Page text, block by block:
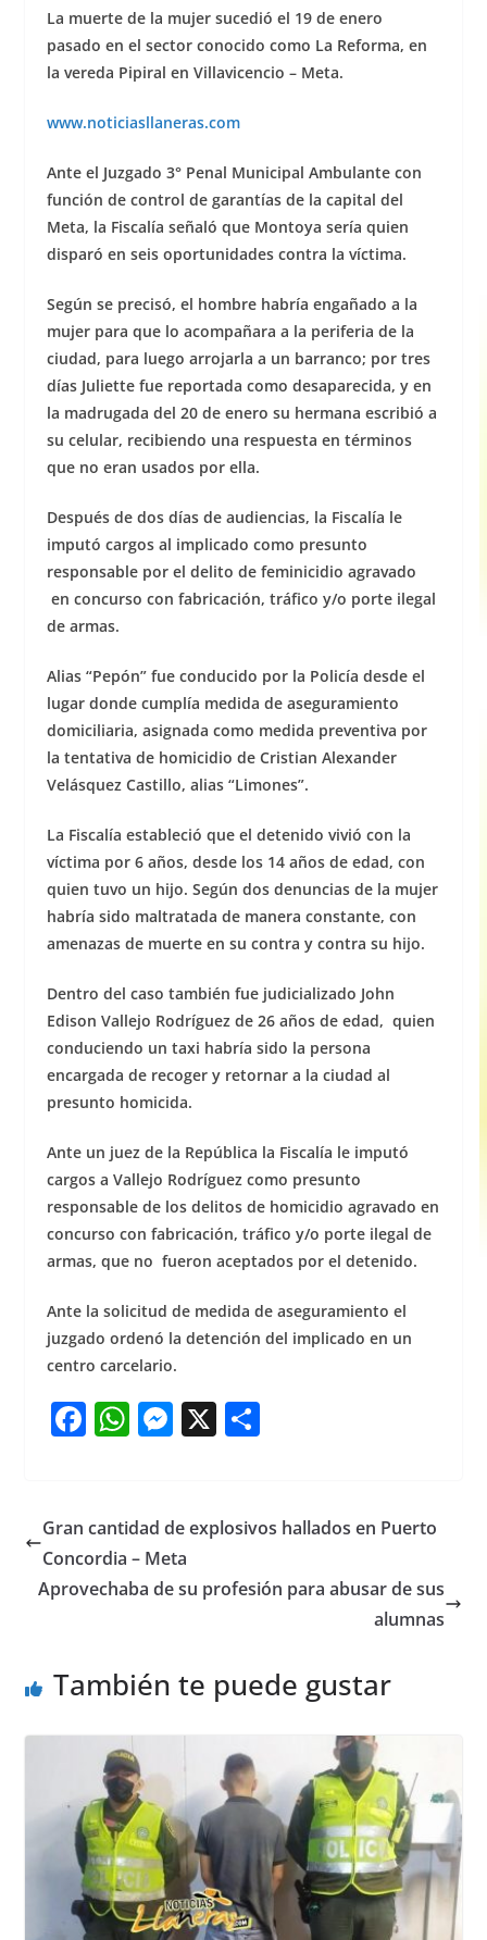
La muerte de la mujer sucedió el 19 de enero
pasado en el sector conocido como La Reforma, en
la vereda Pipiral en Villavicencio – Meta.
www.noticiasllaneras.com
Ante el Juzgado 3° Penal Municipal Ambulante con
función de control de garantías de la capital del
Meta, la Fiscalía señaló que Montoya sería quien
disparó en seis oportunidades contra la víctima.
Según se precisó, el hombre habría engañado a la
mujer para que lo acompañara a la periferia de la
ciudad, para luego arrojarla a un barranco; por tres
días Juliette fue reportada como desaparecida, y en
la madrugada del 20 de enero su hermana escribió a
su celular, recibiendo una respuesta en términos
que no eran usados por ella.
Después de dos días de audiencias, la Fiscalía le
imputó cargos al implicado como presunto
responsable por el delito de feminicidio agravado
en concurso con fabricación, tráfico y/o porte ilegal
de armas.
Alias “Pepón” fue conducido por la Policía desde el
lugar donde cumplía medida de aseguramiento
domiciliaria, asignada como medida preventiva por
la tentativa de homicidio de Cristian Alexander
Velásquez Castillo, alias “Limones”.
La Fiscalía estableció que el detenido vivió con la
víctima por 6 años, desde los 14 años de edad, con
quien tuvo un hijo. Según dos denuncias de la mujer
habría sido maltratada de manera constante, con
amenazas de muerte en su contra y contra su hijo.
Dentro del caso también fue judicializado John
Edison Vallejo Rodríguez de 26 años de edad, quien
conduciendo un taxi habría sido la persona
encargada de recoger y retornar a la ciudad al
presunto homicida.
Ante un juez de la República la Fiscalía le imputó
cargos a Vallejo Rodríguez como presunto
responsable de los delitos de homicidio agravado en
concurso con fabricación, tráfico y/o porte ilegal de
armas, que no fueron aceptados por el detenido.
Ante la solicitud de medida de aseguramiento el
juzgado ordenó la detención del implicado en un
centro carcelario.
F
e
b
o
W
s
A
p
M
e
n
g
X S
e
Gran cantidad de explosivos hallados en Puerto
Concordia – Meta
Aprovechaba de su profesión para abusar de sus
alumnas
También te puede gustar